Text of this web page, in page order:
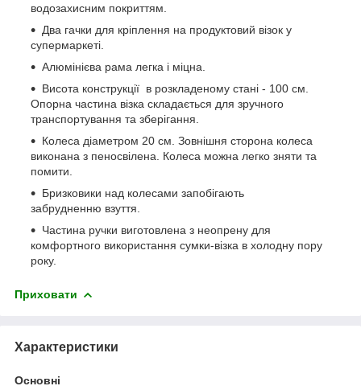
водозахисним покриттям.
Два гачки для кріплення на продуктовий візок у
супермаркеті.
Алюмінієва рама легка і міцна.
Висота конструкції в розкладеному стані - 100 см.
Опорна частина візка складається для зручного
транспортування та зберігання.
Колеса діаметром 20 см. Зовнішня сторона колеса
виконана з пеносвілена. Колеса можна легко зняти та
помити.
Бризковики над колесами запобігають
забрудненню взуття.
Частина ручки виготовлена з неопрену для
комфортного використання сумки-візка в холодну пору
року.
Приховати
Характеристики
Основні